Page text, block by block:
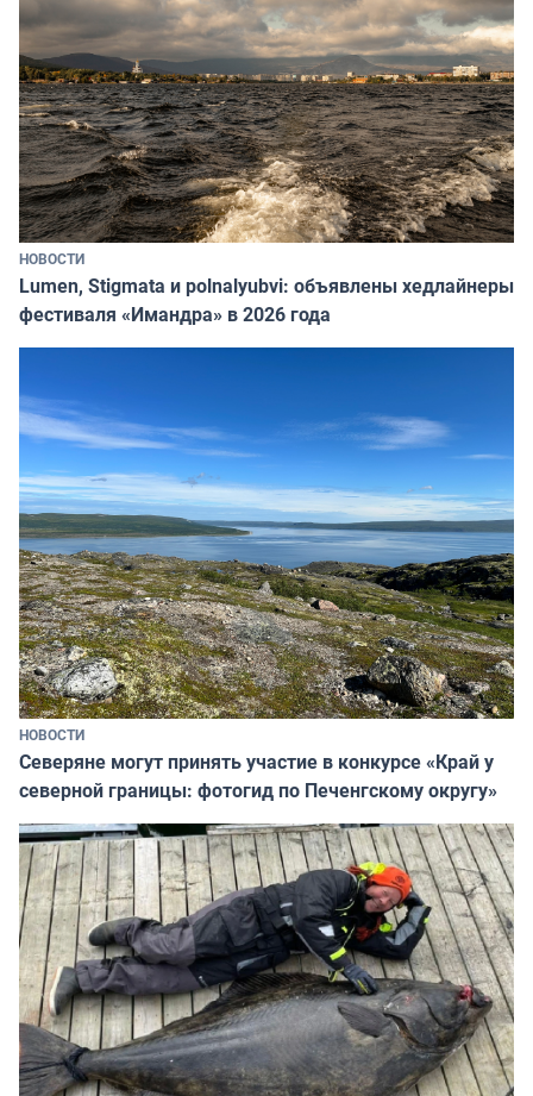
НОВОСТИ
Lumen, Stigmata и polnalyubvi: объявлены хедлайнеры
фестиваля «Имандра» в 2026 года
НОВОСТИ
Северяне могут принять участие в конкурсе «Край у
северной границы: фотогид по Печенгскому округу»